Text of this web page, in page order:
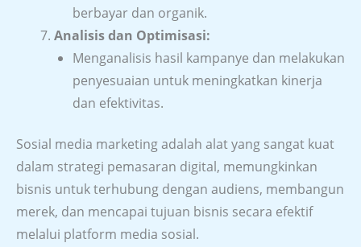
berbayar dan organik.
Analisis dan Optimisasi:
Menganalisis hasil kampanye dan melakukan
penyesuaian untuk meningkatkan kinerja
dan efektivitas.
Sosial media marketing adalah alat yang sangat kuat
dalam strategi pemasaran digital, memungkinkan
bisnis untuk terhubung dengan audiens, membangun
merek, dan mencapai tujuan bisnis secara efektif
melalui platform media sosial.